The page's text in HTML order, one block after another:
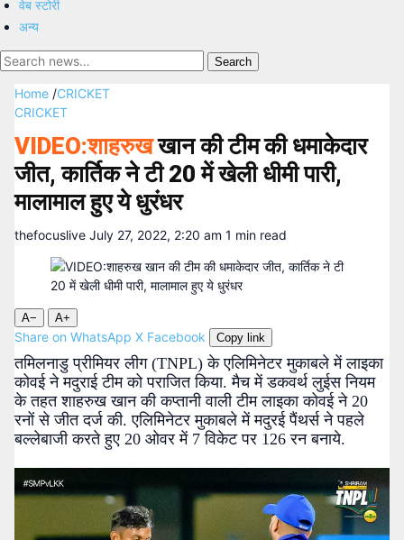
वेब स्टोरी
अन्य
Search
Home /CRICKET
CRICKET
VIDEO:शाहरुखखान की टीम की धमाकेदार
जीत, कार्तिक ने टी 20 में खेली धीमी पारी,
मालामाल हुए ये धुरंधर
thefocuslive July 27, 2022, 2:20 am 1 min read
A− A+
Share on WhatsApp X Facebook Copy link
तमिलनाडु प्रीमियर लीग (TNPL) के एलिमिनेटर मुकाबले में लाइका
कोवई ने मदुराई टीम को पराजित किया. मैच में डकवर्थ लुईस नियम
के तहत शाहरुख खान की कप्तानी वाली टीम लाइका कोवई ने 20
रनों से जीत दर्ज की. एलिमिनेटर मुकाबले में मदुरई पैंथर्स ने पहले
बल्लेबाजी करते हुए 20 ओवर में 7 विकेट पर 126 रन बनाये.